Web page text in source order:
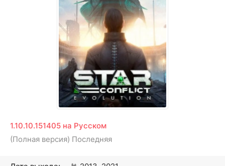
1.10.10.151405 на Русском
(Полная версия) Последняя